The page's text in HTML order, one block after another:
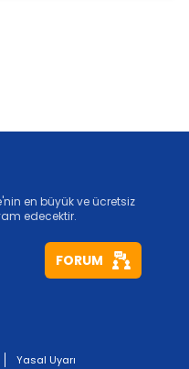
en büyük ve ücretsiz
edecektir.
FORUM
Yasal Uyarı